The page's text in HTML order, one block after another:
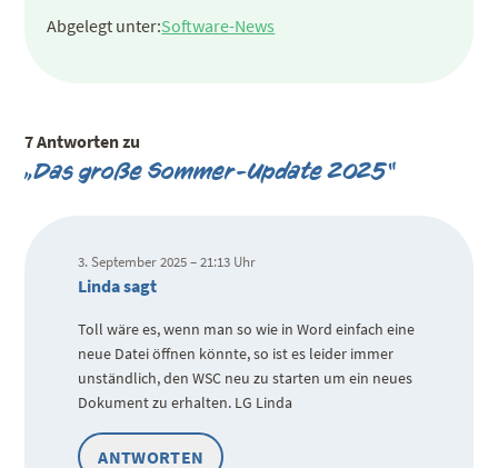
Abgelegt unter:Software-News
7 Antworten zu
„Das große Sommer-Update 2025“
3. September 2025 – 21:13 Uhr
Linda sagt
Toll wäre es, wenn man so wie in Word einfach eine
neue Datei öffnen könnte, so ist es leider immer
unständlich, den WSC neu zu starten um ein neues
Dokument zu erhalten. LG Linda
ANTWORTEN